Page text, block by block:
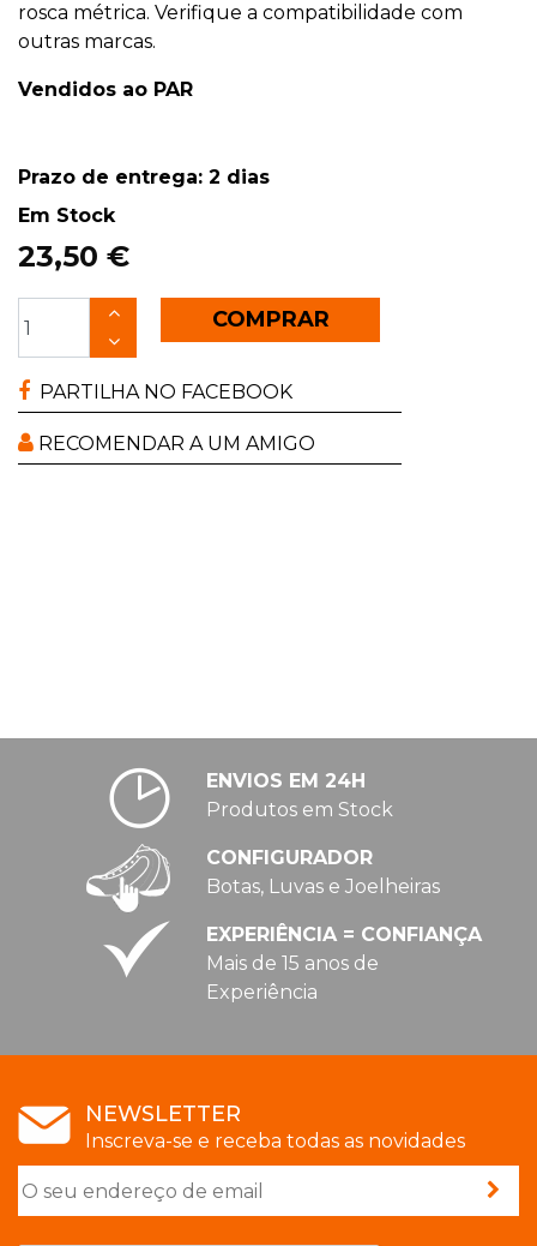
rosca métrica. Verifique a compatibilidade com
outras marcas.
Vendidos ao PAR
Prazo de entrega: 2 dias
Em Stock
23,50 €
COMPRAR
PARTILHA NO FACEBOOK
RECOMENDAR A UM AMIGO
ENVIOS EM 24H
Produtos em Stock
CONFIGURADOR
Botas, Luvas e Joelheiras
EXPERIÊNCIA = CONFIANÇA
Mais de 15 anos de
Experiência
NEWSLETTER
Inscreva-se e receba todas as novidades